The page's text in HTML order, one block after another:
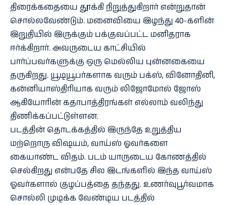
திரைக்கதையை தூக்கி நிறுத்துகிறார் என்றுதான்
சொல்லவேண்டும். மனைவியை இழந்து 40-களின்
இறுதியில் இருக்கும் பக்குவப்பட்ட மனிதராக
ஈர்க்கிறார். அவருடைய காட்சியில்
பார்ப்பவர்களுக்கு ஒரு மெல்லிய புன்னகையை
தருகிறது. யூடியூபர்களாக வரும் பக்ஸ், வினோதினி,
கன்னியாஸ்திரியாக வரும் லிஜோமோல் ஜோஸ்
ஆகியோரின் கதாபாத்திரங்கள் எல்லாம் வலிந்து
திணிக்கப்பட்டுள்ளன.
படத்தின் தொடக்கத்தில் இருந்தே உறுத்திய
மற்றொரு விஷயம், வாய்ஸ் ஓவர்களை
கையாண்ட விதம். படம் யாருடைய கோணத்தில்
செல்கிறது என்பதே சில இடங்களில் இந்த வாய்ஸ்
ஓவர்களால் குழப்பத்தை தந்தது. உணர்வுபூர்வமாக
சொல்லி முடிக்க வேண்டிய படத்தில்